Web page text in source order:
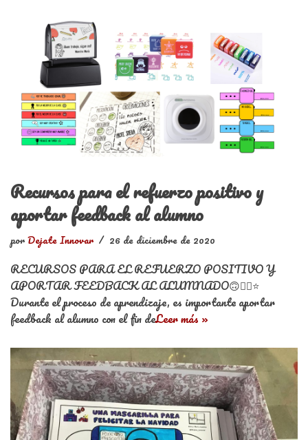
Recursos para el refuerzo positivo y
aportar feedback al alumno
porDejate Innovar 26 de diciembre de 2020
RECURSOS PARA EL REFUERZO POSITIVO Y
APORTAR FEEDBACK AL ALUMNADO🙃👍🏼⭐
Durante el proceso de aprendizaje, es importante aportar
feedback al alumno con el fin deLeer más »